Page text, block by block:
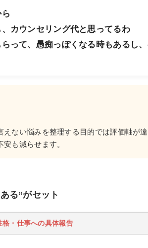
カウンセリング代と思ってるわ
って、愚痴っぽくなる時もあるし
ない悩みを整理する目的では評価軸が
も減らせます。
る”がセット
格・仕事への具体報告